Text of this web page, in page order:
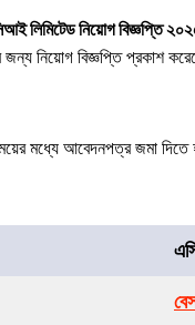
নিয়োগ বিজ্ঞপ্তি
নিয়োগ বিজ্ঞপ্তি প্রকাশ
মধ্যে আবেদনপত্র জমা দিতে